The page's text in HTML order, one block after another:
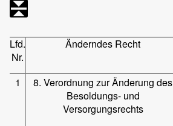
Lfd.
Nr.
Änderndes Recht
1
8. Verordnung zur Änderung des
Besoldungs- und
Versorgungsrechts